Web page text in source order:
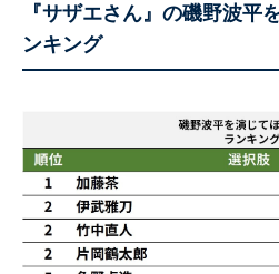
『サザエさん』の磯野波平
ンキング